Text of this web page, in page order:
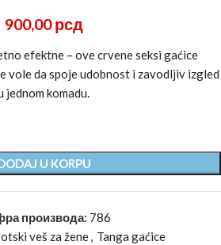
900,00рсд
efektne – ove crvene seksi gaćice
vole da spoje udobnost i zavodljiv izgled
jednom komadu.
U KORPU
производа: 786
veš za žene, Tanga gaćice